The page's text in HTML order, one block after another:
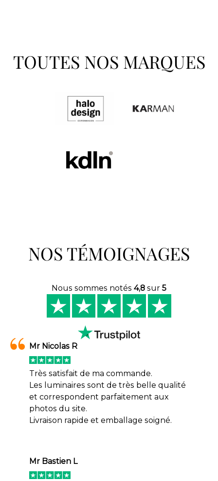
TOUTES NOS MARQUES
NOS TÉMOIGNAGES
Nous sommes notés 4,8 sur 5
Mr Nicolas R
Très satisfait de ma commande.
Les luminaires sont de très belle qualité
et correspondent parfaitement aux
photos du site.
Livraison rapide et emballage soigné.
Mr Bastien L